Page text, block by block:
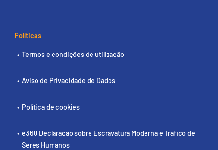
Políticas
Termos e condições de utilização
Aviso de Privacidade de Dados
Política de cookies
e360 Declaração sobre Escravatura Moderna e Tráfico de
Seres Humanos